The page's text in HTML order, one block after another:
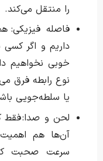
را منتقل می‌کند.
فاصله
داریم و اگر
خوبی نخواهیم
نوع رابطه فرق
یا سلطه‌جویی
لحن و صدا: فقط
آن‌ها هم اهمیت
سرعت صحبت